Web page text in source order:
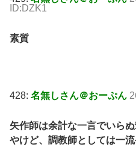
ID:DZK1
素質
428: 名無しさん＠おーぷん
矢作師は余計な一言でいら
やけど、調教師としては一